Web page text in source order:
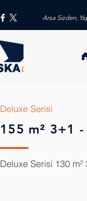
Arsa Sizden,
Deluxe Serisi
155 m² 3+1
Deluxe Serisi 130 m²